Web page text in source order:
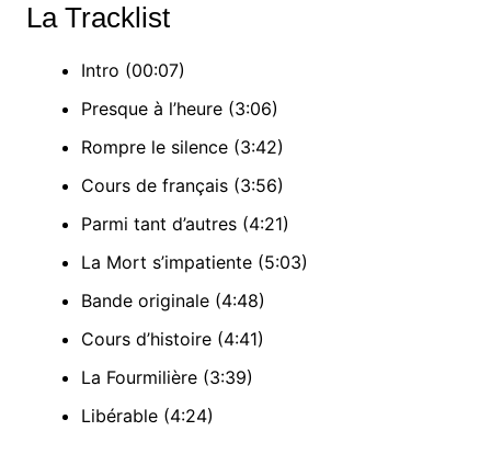
La Tracklist
Intro (00:07)
Presque à l’heure (3:06)
Rompre le silence (3:42)
Cours de français (3:56)
Parmi tant d’autres (4:21)
La Mort s’impatiente (5:03)
Bande originale (4:48)
Cours d’histoire (4:41)
La Fourmilière (3:39)
Libérable (4:24)